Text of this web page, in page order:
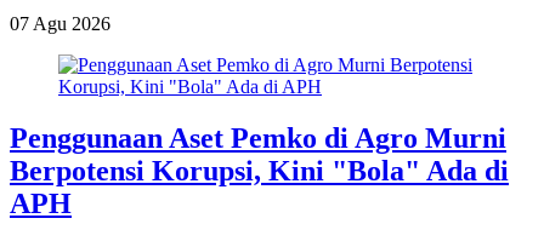
07 Agu 2026
Penggunaan Aset Pemko di Agro Murni
Berpotensi Korupsi, Kini "Bola" Ada di
APH